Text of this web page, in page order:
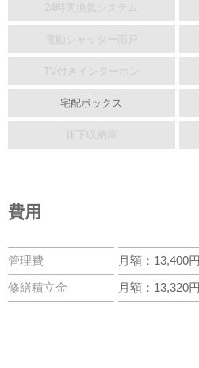
24時間換気システム
電動シャッター雨戸
TV付きインターホン
宅配ボックス
床下収納庫
費用
管理費 月額：13,400円
修繕積立金 月額：13,320円